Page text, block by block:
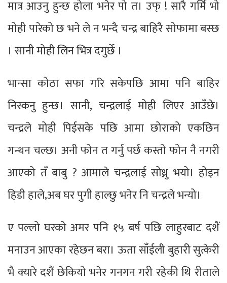
मात्र आउनु हुन्छ होला भनेर पो त। उफ् ! सारै गर्मि भो
मोही पारेको छ भने ले न भन्दै चन्द्र बाहिरै सोफामा बस्छ
। सानी मोही लिन भित्र दगुर्छे ।
भान्सा कोठा सफा गरि सकेपछि आमा पनि बाहिर
निस्कनु हुन्छ। सानी, चन्द्रलाई मोही लिएर आउँछे।
चन्द्रले मोही पिईसके पछि आमा छोराको एकछिन
गन्थन चल्छ। अनी फोन त गर्नु पर्छ कस्तो फोन नै नगरी
आएको तँ बाबु ? आमाले चन्द्रलाई सोध्नु भयो। होइन
हिडी हाले,अब घर पुगी हाल्छु भनेर नि चन्द्रले भन्यो।
ए पल्लो घरको अमर पनि १५ बर्ष पछि लाहुरबाट दशैं
मनाउन आएका रहेछन बरा। ऊता साँईली बुहारी सुत्केरी
भै क्यारे दशैं छेकियो भनेर गनगन गरी रहेकी थि रीताले